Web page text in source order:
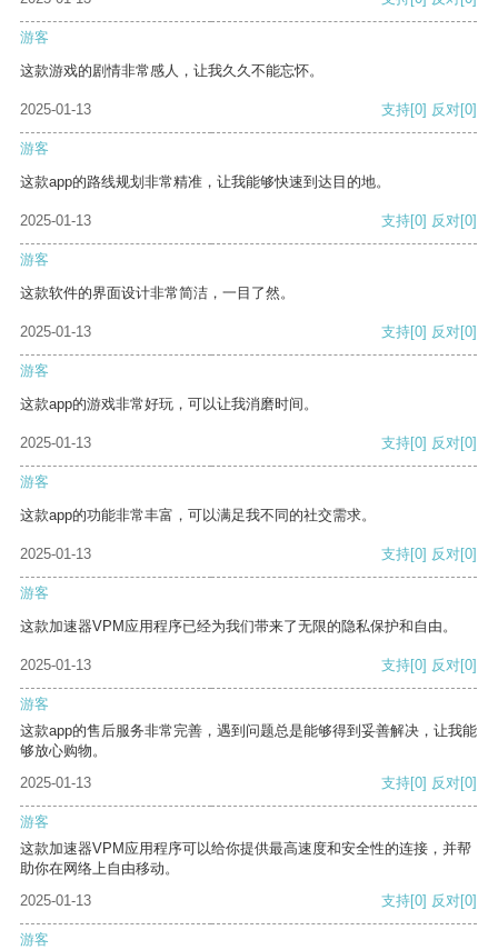
游客
这款游戏的剧情非常感人，让我久久不能忘怀。
2025-01-13 支持[0] 反对[0]
游客
这款app的路线规划非常精准，让我能够快速到达目的地。
2025-01-13 支持[0] 反对[0]
游客
这款软件的界面设计非常简洁，一目了然。
2025-01-13 支持[0] 反对[0]
游客
这款app的游戏非常好玩，可以让我消磨时间。
2025-01-13 支持[0] 反对[0]
游客
这款app的功能非常丰富，可以满足我不同的社交需求。
2025-01-13 支持[0] 反对[0]
游客
这款加速器VPM应用程序已经为我们带来了无限的隐私保护和自由。
2025-01-13 支持[0] 反对[0]
游客
这款app的售后服务非常完善，遇到问题总是能够得到妥善解决，让我能
够放心购物。
2025-01-13
支持[0] 反对[0]
游客
这款加速器VPM应用程序可以给你提供最高速度和安全性的连接，并帮
助你在网络上自由移动。
2025-01-13
支持[0] 反对[0]
游客